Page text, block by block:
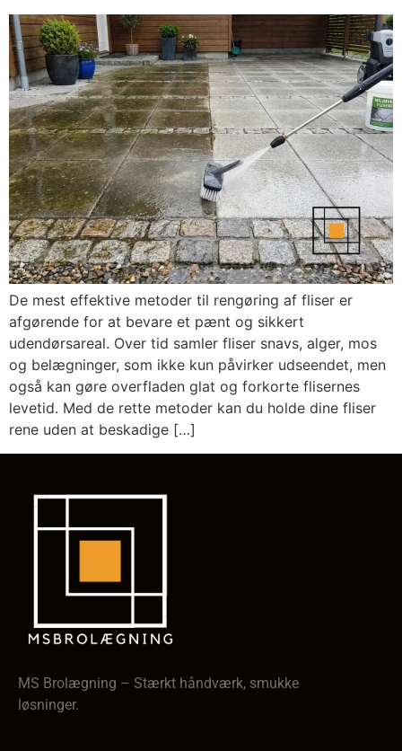
De mest effektive metoder til rengøring af fliser er
afgørende for at bevare et pænt og sikkert
udendørsareal. Over tid samler fliser snavs, alger, mos
og belægninger, som ikke kun påvirker udseendet, men
også kan gøre overfladen glat og forkorte flisernes
levetid. Med de rette metoder kan du holde dine fliser
rene uden at beskadige […]
MS Brolægning – Stærkt håndværk, smukke
løsninger.